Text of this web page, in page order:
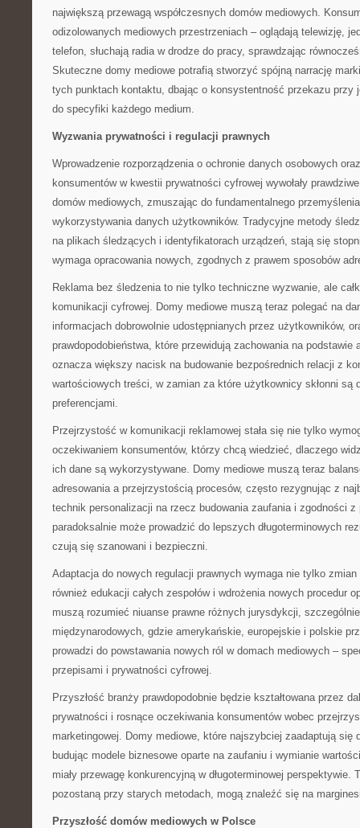
największą przewagą współczesnych domów mediowych.
odizolowanych mediowych przestrzeniach – oglądają telewizję,
telefon, słuchają radia w drodze do pracy, sprawdzając
Skuteczne domy mediowe potrafią stworzyć spójną narrację
tych punktach kontaktu, dbając o konsystentność przekazu przy
do specyfiki każdego medium.
Wyzwania prywatności i regulacji prawnych
Wprowadzenie rozporządzenia o ochronie danych osobowych
konsumentów w kwestii prywatności cyfrowej wywołały
domów mediowych, zmuszając do fundamentalnego
wykorzystywania danych użytkowników. Tradycyjne metody
na plikach śledzących i identyfikatorach urządzeń, stają się
wymaga opracowania nowych, zgodnych z prawem sposobów
Reklama bez śledzenia to nie tylko techniczne wyzwanie, ale
komunikacji cyfrowej. Domy mediowe muszą teraz polegać na
informacjach dobrowolnie udostępnianych przez użytkowników,
prawdopodobieństwa, które przewidują zachowania na podstawie
oznacza większy nacisk na budowanie bezpośrednich relacji z
wartościowych treści, w zamian za które użytkownicy skłonni są
preferencjami.
Przejrzystość w komunikacji reklamowej stała się nie tylko
oczekiwaniem konsumentów, którzy chcą wiedzieć, dlaczego
ich dane są wykorzystywane. Domy mediowe muszą teraz
adresowania a przejrzystością procesów, często rezygnując z
technik personalizacji na rzecz budowania zaufania i zgodności z
paradoksalnie może prowadzić do lepszych długoterminowych
czują się szanowani i bezpieczni.
Adaptacja do nowych regulacji prawnych wymaga nie tylko
również edukacji całych zespołów i wdrożenia nowych procedur
muszą rozumieć niuanse prawne różnych jurysdykcji,
międzynarodowych, gdzie amerykańskie, europejskie i polskie
prowadzi do powstawania nowych ról w domach mediowych –
przepisami i prywatności cyfrowej.
Przyszłość branży prawdopodobnie będzie kształtowana przez
prywatności i rosnące oczekiwania konsumentów wobec
marketingowej. Domy mediowe, które najszybciej zaadaptują się
budując modele biznesowe oparte na zaufaniu i wymianie
miały przewagę konkurencyjną w długoterminowej perspektywie.
pozostaną przy starych metodach, mogą znaleźć się na
Przyszłość domów mediowych w Polsce